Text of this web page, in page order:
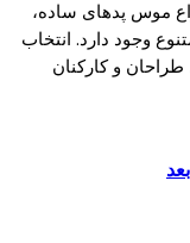
موس پدهای ساده،
وجود دارد. انتخاب
طراحان و کارکنان